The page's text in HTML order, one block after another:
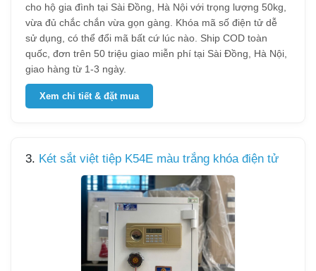
cho hộ gia đình tại Sài Đồng, Hà Nội với trọng lượng 50kg,
vừa đủ chắc chắn vừa gọn gàng. Khóa mã số điện tử dễ
sử dụng, có thể đổi mã bất cứ lúc nào. Ship COD toàn
quốc, đơn trên 50 triệu giao miễn phí tại Sài Đồng, Hà Nội,
giao hàng từ 1-3 ngày.
Xem chi tiết & đặt mua
3. Két sắt việt tiệp K54E màu trắng khóa điện tử